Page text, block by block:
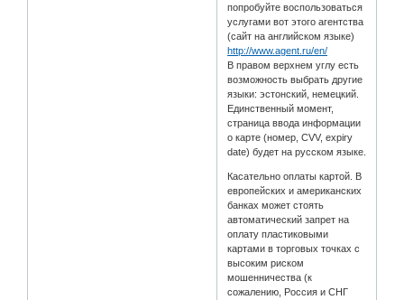
попробуйте воспользоваться
услугами вот этого агентства
(сайт на английском языке)
http://www.agent.ru/en/
В правом верхнем углу есть
возможность выбрать другие
языки: эстонский, немецкий.
Единственный момент,
страница ввода информации
о карте (номер, CVV, expiry
date) будет на русском языке.
Касательно оплаты картой. В
европейских и американских
банках может стоять
автоматический запрет на
оплату пластиковыми
картами в торговых точках с
высоким риском
мошенничества (к
сожалению, Россия и СНГ